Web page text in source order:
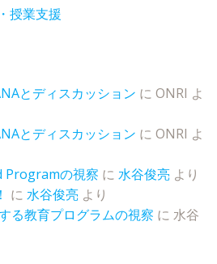
授業支援
とディスカッション に ONRI よ
とディスカッション に ONRI よ
Programの視察 に 水谷俊亮 より
に 水谷俊亮 より
る教育プログラムの視察 に 水谷